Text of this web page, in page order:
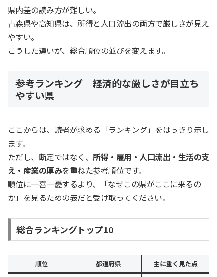
県内差の読み方が難しい。
青森県や高知県は、所得と人口流出の両方で厳しさが見え
やすい。
こうした違いが、総合順位の並びを変えます。
参考ランキング｜経済的な厳しさが目立ち
やすい県
ここからは、読者が求める「ランキング」をはっきり示し
ます。
ただし、断定ではなく、 所得・雇用・人口流出・生活の支
え・産業の厚みを重ねた参考順位です。
順位に一喜一憂するより、「なぜこの県がここに来るの
か」を見るための表だと受け取ってください。
総合ランキングトップ10
順位 都道府県 主に重く見た点